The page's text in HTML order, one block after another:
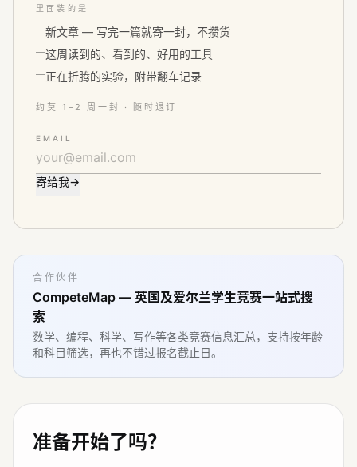
里面装的是
新文章 — 写完一篇就寄一封，不攒货
这周读到的、看到的、好用的工具
正在折腾的实验，附带翻车记录
约莫 1–2 周一封 · 随时退订
EMAIL
寄给我→
合作伙伴
CompeteMap — 英国及爱尔兰学生竞赛一站式搜
索
数学、编程、科学、写作等各类竞赛信息汇总，支持按年龄
和科目筛选，再也不错过报名截止日。
准备开始了吗？